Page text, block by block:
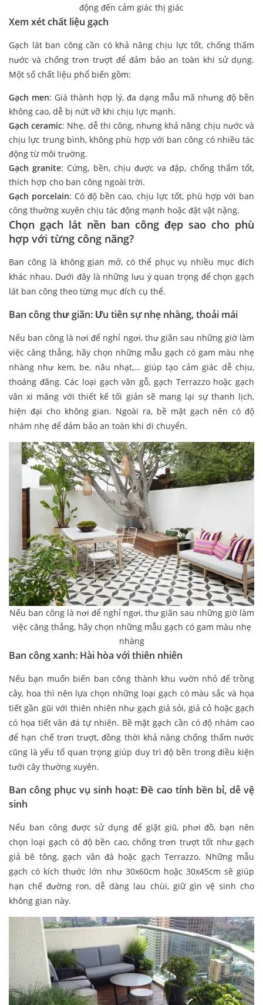
động đến cảm giác thị giác
Xem xét chất liệu gạch
Gạch lát ban công cần có khả năng chịu lực tốt, chống thấm
nước và chống trơn trượt để đảm bảo an toàn khi sử dụng.
Một số chất liệu phổ biến gồm:
Gạch men: Giá thành hợp lý, đa dạng mẫu mã nhưng độ bền
không cao, dễ bị nứt vỡ khi chịu lực mạnh.
Gạch ceramic: Nhẹ, dễ thi công, nhưng khả năng chịu nước và
chịu lực trung bình, không phù hợp với ban công có nhiều tác
động từ môi trường.
Gạch granite: Cứng, bền, chịu được va đập, chống thấm tốt,
thích hợp cho ban công ngoài trời.
Gạch porcelain: Có độ bền cao, chịu lực tốt, phù hợp với ban
công thường xuyên chịu tác động mạnh hoặc đặt vật nặng.
Chọn gạch lát nền ban công đẹp sao cho phù
hợp với từng công năng?
Ban công là không gian mở, có thể phục vụ nhiều mục đích
khác nhau. Dưới đây là những lưu ý quan trọng để chọn gạch
lát ban công theo từng mục đích cụ thể.
Ban công thư giãn: Ưu tiên sự nhẹ nhàng, thoải mái
Nếu ban công là nơi để nghỉ ngơi, thư giãn sau những giờ làm
việc căng thẳng, hãy chọn những mẫu gạch có gam màu nhẹ
nhàng như kem, be, nâu nhạt,… giúp tạo cảm giác dễ chịu,
thoáng đãng. Các loại gạch vân gỗ, gạch Terrazzo hoặc gạch
vân xi măng với thiết kế tối giản sẽ mang lại sự thanh lịch,
hiện đại cho không gian. Ngoài ra, bề mặt gạch nên có độ
nhám nhẹ để đảm bảo an toàn khi di chuyển.
Nếu ban công là nơi để nghỉ ngơi, thư giãn sau những giờ làm
việc căng thẳng, hãy chọn những mẫu gạch có gam màu nhẹ
nhàng
Ban công xanh: Hài hòa với thiên nhiên
Nếu bạn muốn biến ban công thành khu vườn nhỏ để trồng
cây, hoa thì nên lựa chọn những loại gạch có màu sắc và họa
tiết gần gũi với thiên nhiên như gạch giả sỏi, giả cỏ hoặc gạch
có họa tiết vân đá tự nhiên. Bề mặt gạch cần có độ nhám cao
để hạn chế trơn trượt, đồng thời khả năng chống thấm nước
cũng là yếu tố quan trọng giúp duy trì độ bền trong điều kiện
tưới cây thường xuyên.
Ban công phục vụ sinh hoạt: Đề cao tính bền bỉ, dễ vệ
sinh
Nếu ban công được sử dụng để giặt giũ, phơi đồ, bạn nên
chọn loại gạch có độ bền cao, chống trơn trượt tốt như gạch
giả bê tông, gạch vân đá hoặc gạch Terrazzo. Những mẫu
gạch có kích thước lớn như 30x60cm hoặc 30x45cm sẽ giúp
hạn chế đường ron, dễ dàng lau chùi, giữ gìn vệ sinh cho
không gian này.